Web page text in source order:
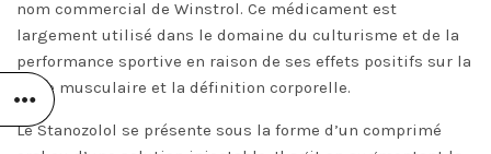
nom commercial de Winstrol. Ce médicament est
largement utilisé dans le domaine du culturisme et de la
performance sportive en raison de ses effets positifs sur la
force musculaire et la définition corporelle.
Le Stanozolol se présente sous la forme d’un comprimé